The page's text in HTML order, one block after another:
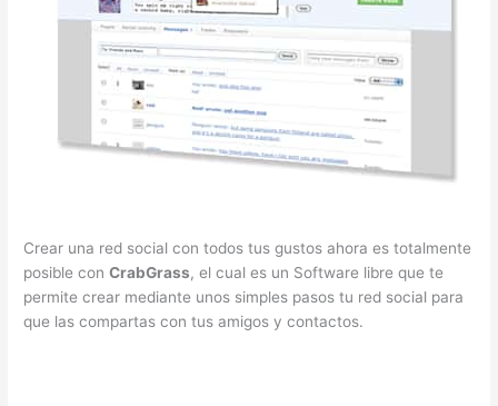
Crear una red social con todos tus gustos ahora es totalmente
posible conCrabGrass, el cual es un Software libre que te
permite crear mediante unos simples pasos tu red social para
que las compartas con tus amigos y contactos.